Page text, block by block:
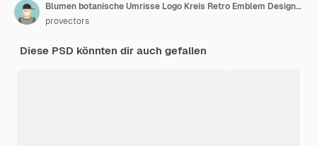
Blumen botanische Umrisse Logo Kreis Retro Emblem Design Vorlage
provectors
Diese PSD könnten dir auch gefallen